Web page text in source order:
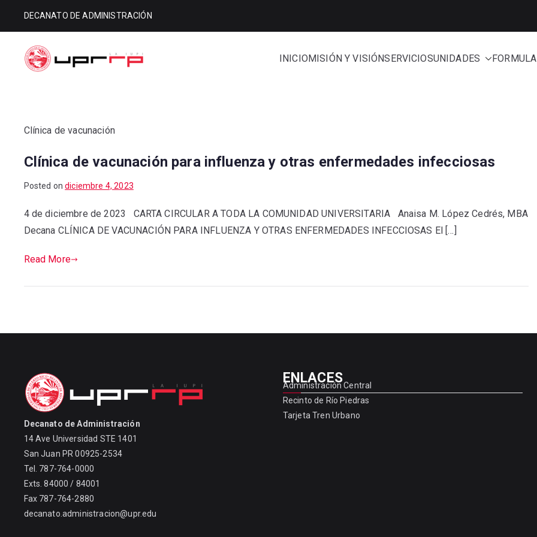
DECANATO DE ADMINISTRACIÓN
INICIOMISIÓN Y VISIÓNSERVICIOSUNIDADES
Clínica de vacunación
Clínica de vacunación para influenza y otras enfermedades infecciosas
Posted ondiciembre 4, 2023
4 de diciembre de 2023 CARTA CIRCULAR A TODA LA COMUNIDAD UNIVERSITARIA Anaisa M. López Cedrés, MBA
Decana CLÍNICA DE VACUNACIÓN PARA INFLUENZA Y OTRAS ENFERMEDADES INFECCIOSAS El […]
Read More
Decanato de Administración
14 Ave Universidad STE 1401
San Juan PR 00925-2534
Tel. 787-764-0000
Exts. 84000 / 84001
Fax 787-764-2880
decanato.administracion@upr.edu
ENLACES
Administración Central
Recinto de Río Piedras
Tarjeta Tren Urbano